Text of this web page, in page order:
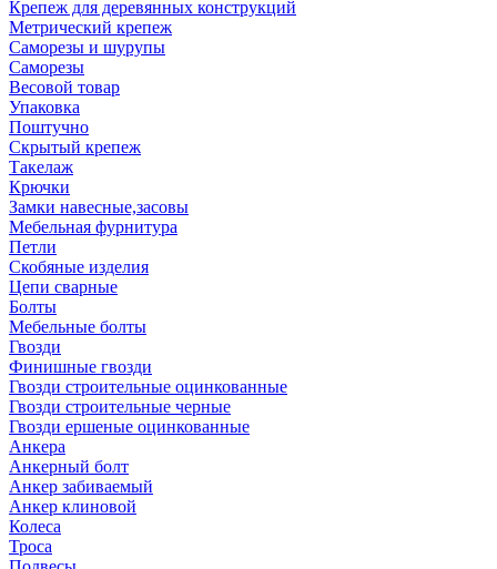
Крепеж для деревянных конструкций
Метрический крепеж
Саморезы и шурупы
Саморезы
Весовой товар
Упаковка
Поштучно
Скрытый крепеж
Такелаж
Крючки
Замки навесные,засовы
Мебельная фурнитура
Петли
Скобяные изделия
Цепи сварные
Болты
Мебельные болты
Гвозди
Финишные гвозди
Гвозди строительные оцинкованные
Гвозди строительные черные
Гвозди ершеные оцинкованные
Анкера
Анкерный болт
Анкер забиваемый
Анкер клиновой
Колеса
Троса